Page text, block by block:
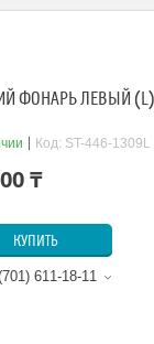
ФОНАРЬ ЛЕВЫЙ (L)
Код: ST-446-1309L
₸
КУПИТЬ
611-18-11